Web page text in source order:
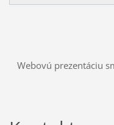
Webovú prezentáciu